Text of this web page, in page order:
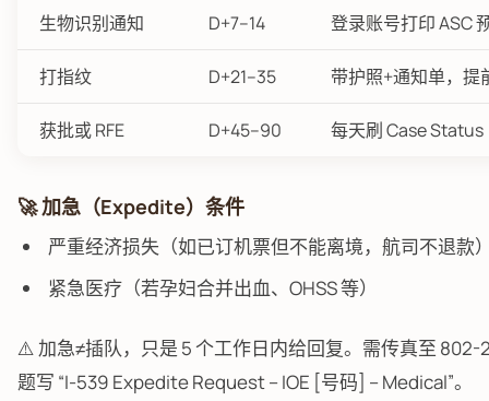
生物识别通知 D+7–14 登录账号打印 ASC
打指纹 D+21–35 带护照+通知单，提
获批或 RFE D+45–90 每天刷 Case Status
🚀 加急（Expedite）条件
严重经济损失（如已订机票但不能离境，航司不退款
紧急医疗（若孕妇合并出血、OHSS 等）
⚠️ 加急≠插队，只是 5 个工作日内给回复。需传真至 802-
题写 “I-539 Expedite Request – IOE [号码] – Medical”。